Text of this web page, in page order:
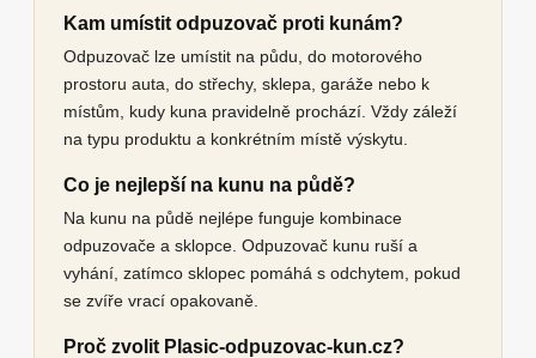
Kam umístit odpuzovač proti kunám?
Odpuzovač lze umístit na půdu, do motorového
prostoru auta, do střechy, sklepa, garáže nebo k
místům, kudy kuna pravidelně prochází. Vždy záleží
na typu produktu a konkrétním místě výskytu.
Co je nejlepší na kunu na půdě?
Na kunu na půdě nejlépe funguje kombinace
odpuzovače a sklopce. Odpuzovač kunu ruší a
vyhání, zatímco sklopec pomáhá s odchytem, pokud
se zvíře vrací opakovaně.
Proč zvolit Plasic-odpuzovac-kun.cz?